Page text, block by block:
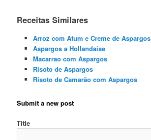
Receitas Similares
Arroz com Atum e Creme de Aspargos
Aspargos a Hollandaise
Macarrao com Aspargos
Risoto de Aspargos
Risoto de Camarão com Aspargos
Submit a new post
Title